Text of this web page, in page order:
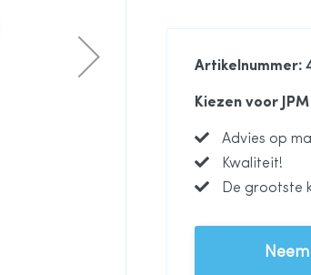
Artikelnummer:
Kiezen voor
Advies op
Kwaliteit!
De grootste